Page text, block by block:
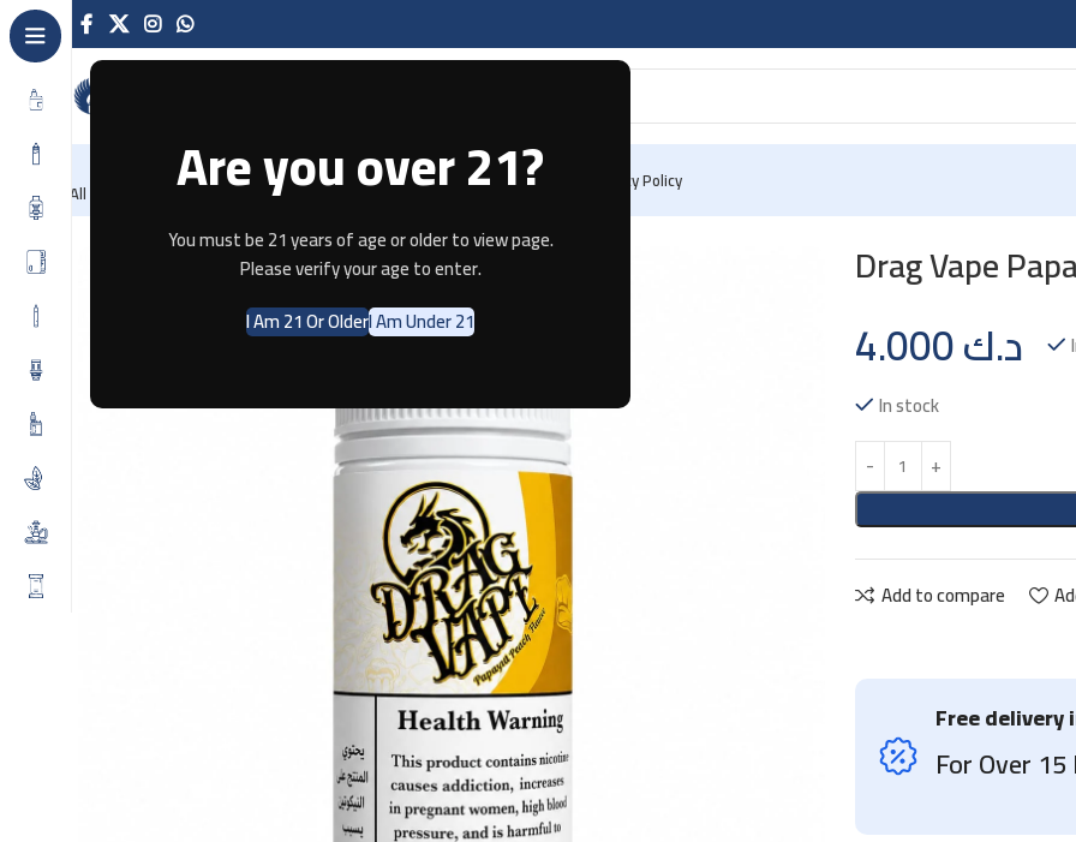
Are you over 21?
You must be 21 years of age or older to view page.
Please verify your age to enter.
I Am 21 Or OlderI Am Under 21
All Categories HomeRecently Arrived Offers BlogContact Us Privacy Policy
Home Drag Vape Paparoti Pastry 100ML – 3MG
Drag Vape
د.ك
In stock
Add to compare
Free delivery
For Over 15